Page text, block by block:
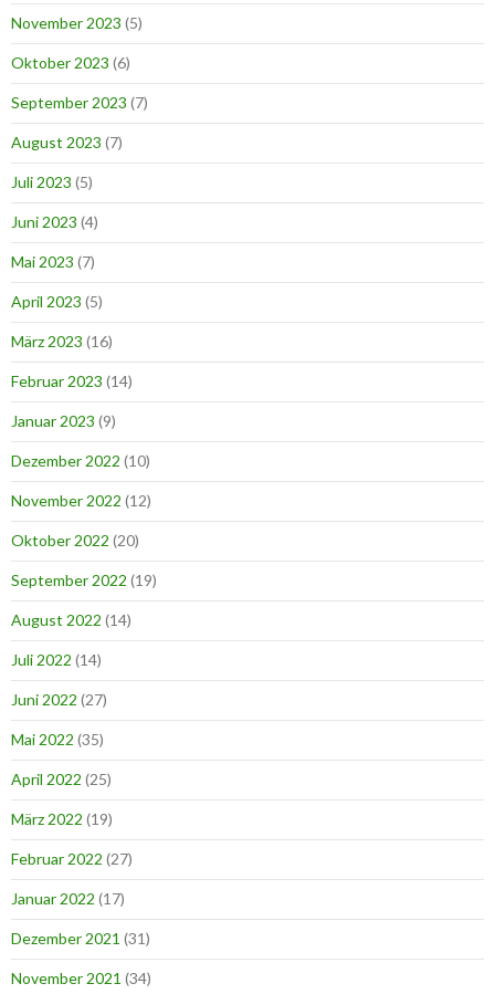
November 2023 (5)
Oktober 2023 (6)
September 2023 (7)
August 2023 (7)
Juli 2023 (5)
Juni 2023 (4)
Mai 2023 (7)
April 2023 (5)
März 2023 (16)
Februar 2023 (14)
Januar 2023 (9)
Dezember 2022 (10)
November 2022 (12)
Oktober 2022 (20)
September 2022 (19)
August 2022 (14)
Juli 2022 (14)
Juni 2022 (27)
Mai 2022 (35)
April 2022 (25)
März 2022 (19)
Februar 2022 (27)
Januar 2022 (17)
Dezember 2021 (31)
November 2021 (34)